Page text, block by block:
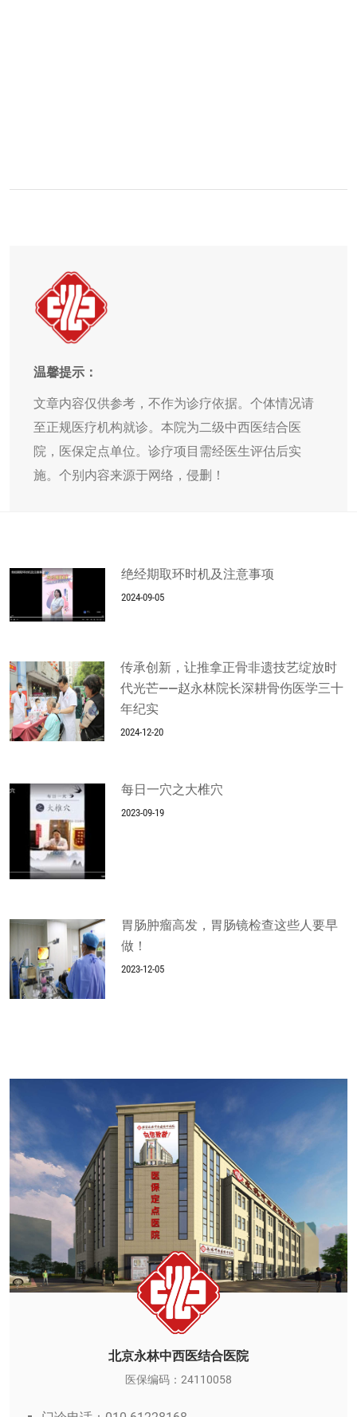
温馨提示：
文章内容仅供参考，不作为诊疗依据。个体情况请
至正规医疗机构就诊。本院为二级中西医结合医
院，医保定点单位。诊疗项目需经医生评估后实
施。个别内容来源于网络，侵删！
绝经期取环时机及注意事项
2024-09-05
传承创新，让推拿正骨非遗技艺绽放时
代光芒——赵永林院长深耕骨伤医学三十
年纪实
2024-12-20
每日一穴之大椎穴
2023-09-19
胃肠肿瘤高发，胃肠镜检查这些人要早
做！
2023-12-05
北京永林中西医结合医院
医保编码：24110058